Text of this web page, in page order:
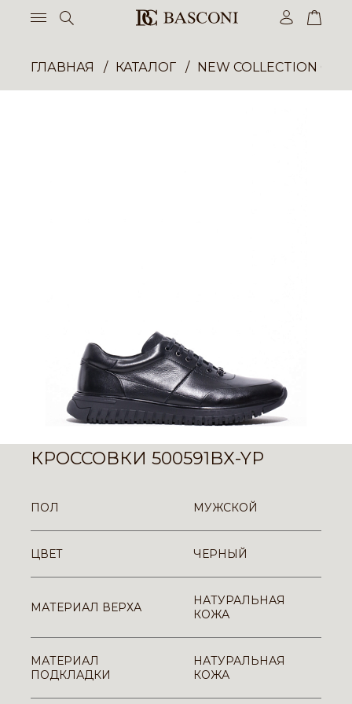
ГЛАВНАЯ КАТАЛОГ NEW COLLECTION
КРОССОВКИ 500591BX-YP
ПОЛ МУЖСКОЙ
ЦВЕТ ЧЕРНЫЙ
МАТЕРИАЛ ВЕРХА
НАТУРАЛЬНАЯ
КОЖА
МАТЕРИАЛ
ПОДКЛАДКИ
НАТУРАЛЬНАЯ
КОЖА